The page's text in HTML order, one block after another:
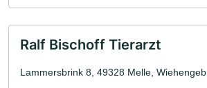
Ralf Bischoff Tierarzt
Lammersbrink 8, 49328 Melle, Wiehengeb